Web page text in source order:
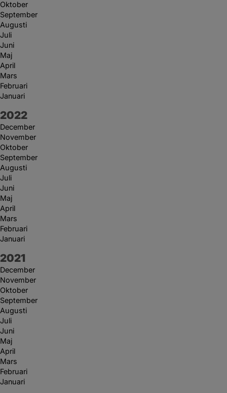
Oktober
September
Augusti
Juli
Juni
Maj
April
Mars
Februari
Januari
År:
2022
December
November
Oktober
September
Augusti
Juli
Juni
Maj
April
Mars
Februari
Januari
År:
2021
December
November
Oktober
September
Augusti
Juli
Juni
Maj
April
Mars
Februari
Januari